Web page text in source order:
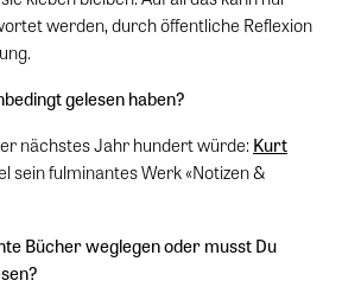
werden, durch öffentliche Reflexion
gelesen haben?
nächstes Jahr hundert würde: Kurt
sein fulminantes Werk «Notizen &
Bücher weglegen oder musst Du